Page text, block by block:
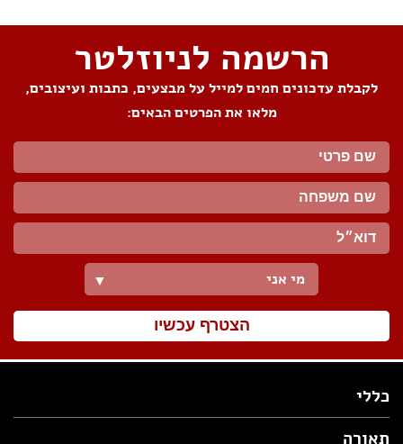
הרשמה לניוזלטר
לקבלת עדכונים חמים למייל על מבצעים, כתבות ועיצובים,
מלאו את הפרטים הבאים:
מי אני ▼
הצטרף עכשיו
כללי
תאורה